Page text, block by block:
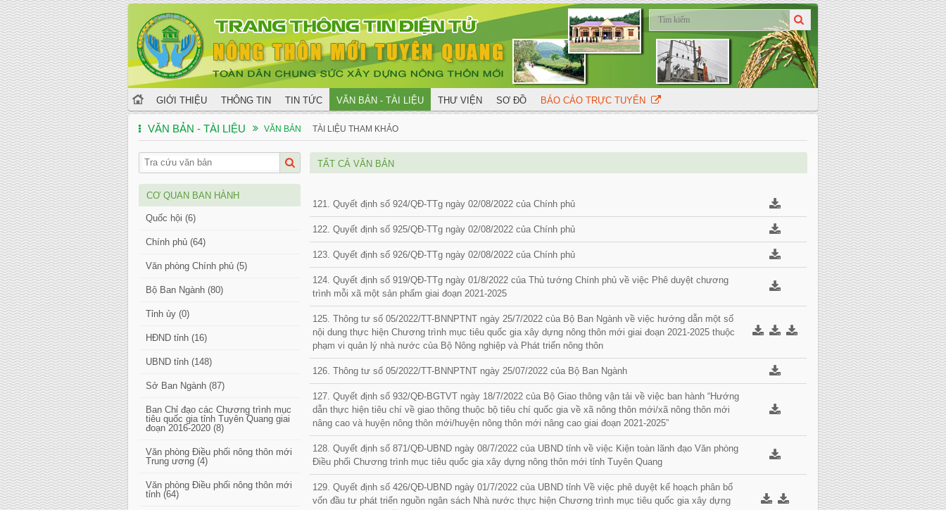
GIỚI THIỆU THÔNG TIN TIN TỨC VĂN BẢN - TÀI LIỆU THƯ VIỆN SƠ ĐỒ BÁO CÁO TRỰC TUYẾN
VĂN BẢN - TÀI LIỆU VĂN BẢN TÀI LIỆU THAM KHẢO
CƠ QUAN BAN HÀNH
Quốc hội (6)
Chính phủ (64)
Văn phòng Chính phủ (5)
Bộ Ban Ngành (80)
Tỉnh ủy (0)
HĐND tỉnh (16)
UBND tỉnh (148)
Sở Ban Ngành (87)
Ban Chỉ đạo các Chương trình mục
tiêu quốc gia tỉnh Tuyên Quang giai
đoạn 2016-2020 (8)
Văn phòng Điều phối nông thôn mới
Trung ương (4)
Văn phòng Điều phối nông thôn mới
tỉnh (64)
TẤT CẢ VĂN BẢN
121. Quyết định số 924/QĐ-TTg ngày 02/08/2022 của Chính phủ
122. Quyết định số 925/QĐ-TTg ngày 02/08/2022 của Chính phủ
123. Quyết định số 926/QĐ-TTg ngày 02/08/2022 của Chính phủ
124. Quyết định số 919/QĐ-TTg ngày 01/8/2022 của Thủ tướng Chính phủ về việc Phê duyệt chương
trình mỗi xã một sản phẩm giai đoạn 2021-2025
125. Thông tư số 05/2022/TT-BNNPTNT ngày 25/7/2022 của Bộ Ban Ngành về việc hướng dẫn một số
nội dung thực hiện Chương trình mục tiêu quốc gia xây dựng nông thôn mới giai đoạn 2021-2025 thuộc
phạm vi quản lý nhà nước của Bộ Nông nghiệp và Phát triển nông thôn
126. Thông tư số 05/2022/TT-BNNPTNT ngày 25/07/2022 của Bộ Ban Ngành
127. Quyết định số 932/QĐ-BGTVT ngày 18/7/2022 của Bộ Giao thông vận tải về việc ban hành “Hướng
dẫn thực hiện tiêu chí về giao thông thuộc bộ tiêu chí quốc gia về xã nông thôn mới/xã nông thôn mới
nâng cao và huyện nông thôn mới/huyện nông thôn mới nâng cao giai đoạn 2021-2025”
128. Quyết định số 871/QĐ-UBND ngày 08/7/2022 của UBND tỉnh về việc Kiện toàn lãnh đạo Văn phòng
Điều phối Chương trình mục tiêu quốc gia xây dựng nông thôn mới tỉnh Tuyên Quang
129. Quyết định số 426/QĐ-UBND ngày 01/7/2022 của UBND tỉnh Về việc phê duyệt kế hoạch phân bổ
vốn đầu tư phát triển nguồn ngân sách Nhà nước thực hiện Chương trình mục tiêu quốc gia xây dựng